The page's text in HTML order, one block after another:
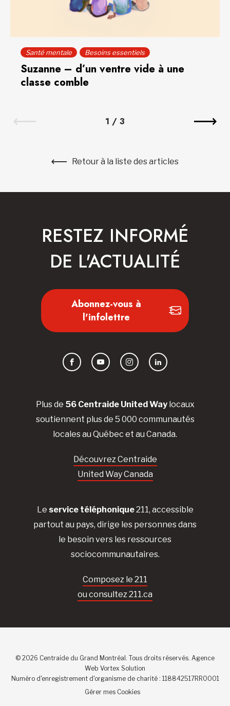
Santé mentale Besoins essentiels
Suzanne – d’un ventre vide à une
classe comble
1 / 3
Retour à la liste des articles
Plus de 56 Centraide United Waylocaux
soutiennent plus de 5 000 communautés
locales au Québec et au Canada.
Découvrez Centraide
United Way Canada
Le service téléphonique211, accessible
partout au pays, dirige les personnes dans
le besoin vers les ressources
sociocommunautaires.
Composez le 211
ou consultez 211.ca
RESTEZ INFORMÉ
DE L'ACTUALITÉ
Abonnez-vous à
l'infolettre
FacebookYouTubeInstagramLinkedIn
© 2026 Centraide du Grand Montréal. Tous droits réservés. Agence
Web Vortex Solution
Numéro d'enregistrement d'organisme de charité : 118842517RR0001
Gérer mes Cookies